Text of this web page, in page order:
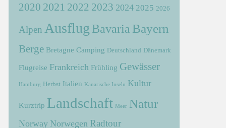
2020 2021 2022 2023 2024 2025 2026
Alpen Ausflug Bavaria Bayern
Berge Bretagne Camping Deutschland Dänemark
Flugreise Frankreich Frühling Gewässer
Hamburg Herbst Italien Kanarische Inseln Kultur
Kurztrip Landschaft Meer Natur
Norway Norwegen Radtour